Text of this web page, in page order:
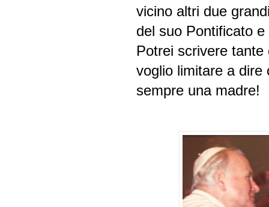
vicino altri due
del suo Pontificato
Potrei scrivere
voglio limitare a dire
sempre una madre!